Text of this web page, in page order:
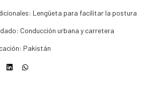
Lengüeta para facilitar la postura
Conducción urbana y carretera
Pakistán